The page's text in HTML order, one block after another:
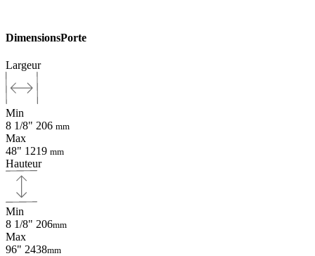
DimensionsPorte
Largeur
Min
8 1/8" 206 mm
Max
48" 1219 mm
Hauteur
Min
8 1/8" 206mm
Max
96" 2438mm